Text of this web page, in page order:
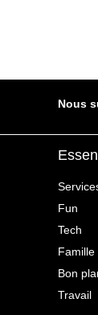
Nous
Fun
Tech
Famille
Bon
Travail